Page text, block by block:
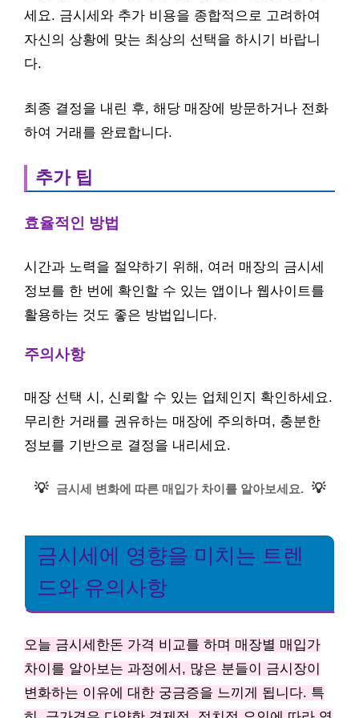
세요. 금시세와 추가 비용을 종합적으로 고려하여
자신의 상황에 맞는 최상의 선택을 하시기 바랍니
다.
최종 결정을 내린 후, 해당 매장에 방문하거나 전화
하여 거래를 완료합니다.
추가 팁
효율적인 방법
시간과 노력을 절약하기 위해, 여러 매장의 금시세
정보를 한 번에 확인할 수 있는 앱이나 웹사이트를
활용하는 것도 좋은 방법입니다.
주의사항
매장 선택 시, 신뢰할 수 있는 업체인지 확인하세요.
무리한 거래를 권유하는 매장에 주의하며, 충분한
정보를 기반으로 결정을 내리세요.
💡 금시세 변화에 따른 매입가 차이를 알아보세요. 💡
금시세에 영향을 미치는 트렌
드와 유의사항
오늘 금시세한돈 가격 비교를 하며 매장별 매입가
차이를 알아보는 과정에서, 많은 분들이 금시장이
변화하는 이유에 대한 궁금증을 느끼게 됩니다. 특